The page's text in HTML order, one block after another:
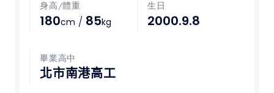
聯絡我們
隱私權政策
身高/體重
180cm / 85kg
生日
2000.9.8
畢業高中
北市南港高工